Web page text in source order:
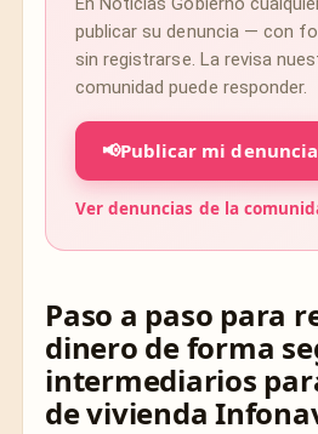
publicar su denuncia — con
sin registrarse. La revisa
comunidad puede responder.
📢Publicar mi denuncia
Ver denuncias de la
Paso a paso para
dinero de forma
intermediarios
de vivienda